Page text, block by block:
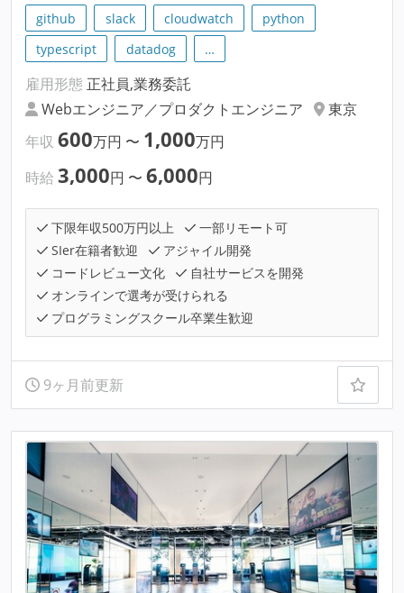
github slack cloudwatch
python
typescript
datadog …
雇用形態 正社員,業務委託
Webエンジニア／プロダクトエンジニア
東京
年収 600万円 〜 1,000万円
時給 3,000円 〜 6,000円
下限年収500万円以上
一部リモート可
SIer在籍者歓迎
アジャイル開発
コードレビュー文化
自社サービスを開発
オンラインで選考が受けられる
プログラミングスクール卒業生歓迎
9ヶ月前更新